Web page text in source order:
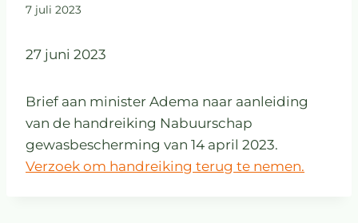
7 juli 2023
27 juni 2023
Brief aan minister Adema naar aanleiding
van de handreiking Nabuurschap
gewasbescherming van 14 april 2023.
Verzoek om handreiking terug te nemen.